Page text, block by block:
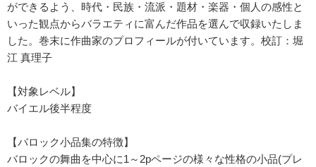
ができるよう、時代・民族・流派・題材・楽器・個人の感性と
いった観点からバラエティに富んだ作品を選んで収録いたしま
した。巻末に作曲家のプロフィールが付いています。校訂：堀
江 真理子
【対象レベル】
バイエル後半程度
【バロック小品集の特徴】
バロックの舞曲を中心に1～2pページの様々な性格の小品(プレ